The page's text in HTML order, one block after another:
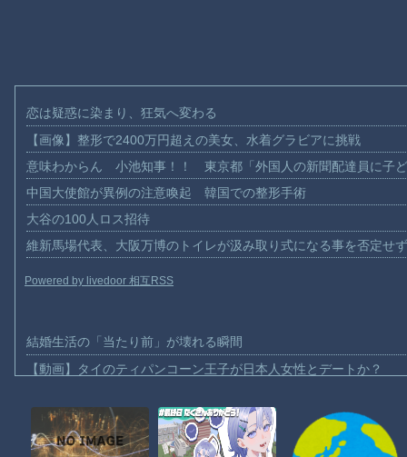
恋は疑惑に染まり、狂気へ変わる
【画像】整形で2400万円超えの美女、水着グラビアに挑戦
意味わからん 小池知事！！ 東京都「外国人の新聞配達員に子
中国大使館が異例の注意喚起 韓国での整形手術
大谷の100人ロス招待
維新馬場代表、大阪万博のトイレが汲み取り式になる事を否定せ
Powered by livedoor 相互RSS
結婚生活の「当たり前」が壊れる瞬間
【動画】タイのティパンコーン王子が日本人女性とデートか？
AmazonのアツさMax！心も踊る「マンガ毎週末セール（50%還
【動画】これはお見事。中国重慶市で珍しい事故が撮影される。